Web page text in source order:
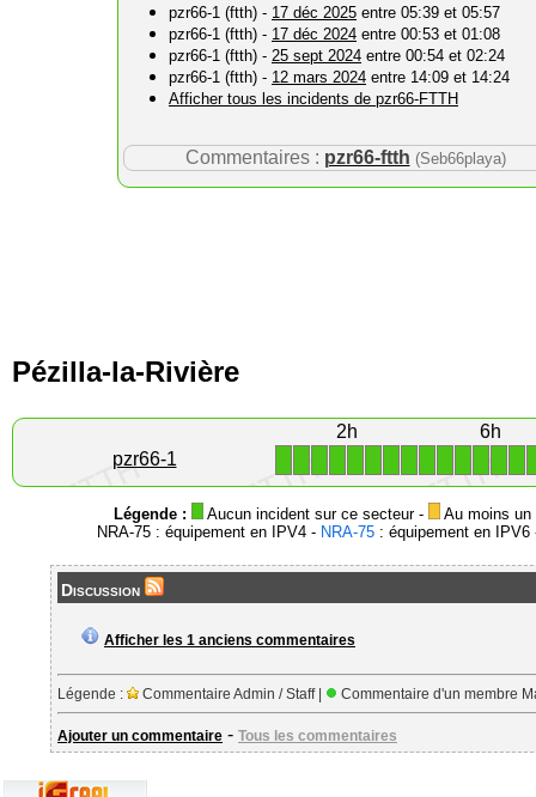
pzr66-1 (ftth) - 17 déc 2025 entre 05:39 et 05:57
pzr66-1 (ftth) - 17 déc 2024 entre 00:53 et 01:08
pzr66-1 (ftth) - 25 sept 2024 entre 00:54 et 02:24
pzr66-1 (ftth) - 12 mars 2024 entre 14:09 et 14:24
Afficher tous les incidents de pzr66-FTTH
Commentaires : pzr66-ftth (Seb66playa)
Pézilla-la-Rivière
2h
6h
pzr66-1
Légende : Aucun incident sur ce secteur -
Au moins
NRA-75 : équipement en IPV4 - NRA-75 : équipement en
Discussion
Afficher les 1 anciens commentaires
Légende : Commentaire Admin / Staff | Commentaire d'un membre
Ajouter un commentaire - Tous les commentaires